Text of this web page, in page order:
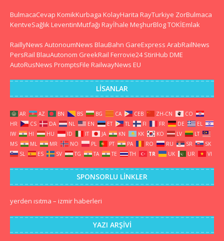
BulmacaCevap KomikKurbaga KolayHarita RayTurkiye ZorBulmaca
KentveSağlık LeventinMutfağı Rayİhale MeşhurBlogTOKİEmlak
RaillyNews AutonoumNews BlauBahn GareExpress ArabRailNews
PersRail BlauAutonom GreekRail Ferrovie24 StiriHub DME
AutoRusNews PromptsFile RailwayNews EU
LISANLAR
AR AZ BN BS BG CA CEB ZH-CN
CO
HR
CS DA NL EN ET TL FI FR DE
EL
IW
HI HU ID IT JA KN KK KO LV
LT
MS
ML MR NO PL PT PA RO RU SR
SK
SL
ES SV TG TA TE TH TR UK UR VI
SPONSORLU LINKLER
yerden ısıtma – izmir haberleri
YAZI ARŞIVI